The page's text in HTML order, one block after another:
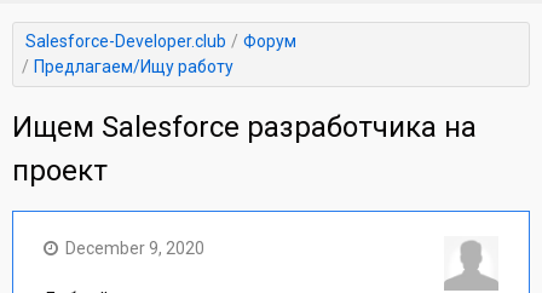
Salesforce-Developer.club
Форум
Предлагаем/Ищу работу
Ищем Salesforce разработчика на
проект
December 9, 2020